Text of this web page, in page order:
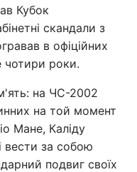
Кубок
скандали з
в офіційних
чотири роки.
на ЧС-2002
на той момент
Мане, Каліду
вести за собою
подвиг своїх